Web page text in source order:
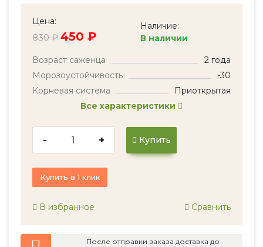
Цена:
830 ₽ 450 ₽
Наличие:
В наличии
Возраст саженца
2 года
Морозоустойчивость
-30
Корневая система
Приоткрытая
Все характеристики
- + Купить
Купить в 1 клик
В избранное Сравнить
После отправки заказа доставка до